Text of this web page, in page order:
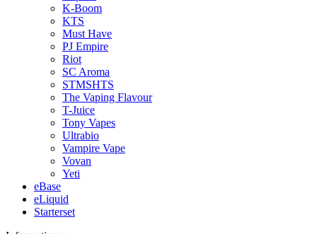
K-Boom
KTS
Must Have
PJ Empire
Riot
SC Aroma
STMSHTS
The Vaping Flavour
T-Juice
Tony Vapes
Ultrabio
Vampire Vape
Vovan
Yeti
eBase
eLiquid
Starterset